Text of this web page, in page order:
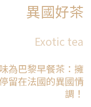
異國好茶
Exotic tea
為巴黎早餐茶：擁
留在法國的異國情
調！